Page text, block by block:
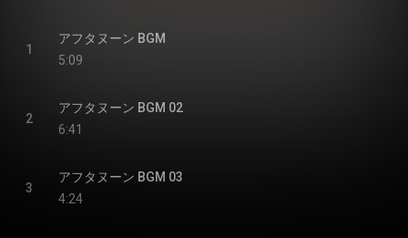
1
アフタヌーン BGM
5:09
2
アフタヌーン BGM 02
6:41
3
アフタヌーン BGM 03
4:24